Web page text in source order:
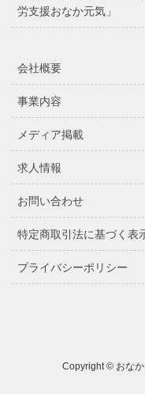
労支援おなか元気」
会社概要
事業内容
メディア掲載
求人情報
お問い合わせ
特定商取引法に基づく表
プライバシーポリシー
Copyright © おな